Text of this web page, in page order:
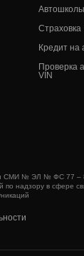
Автошколы
Страховка
Кредит на
Проверка
VIN
СМИ № ЭЛ № ФС 77 –
по надзору в сфере